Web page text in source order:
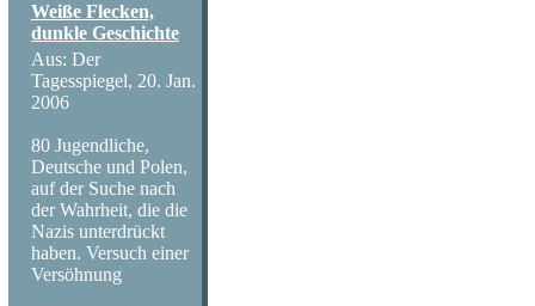
Weiße Flecken,
dunkle Geschichte
Aus: Der
Tagesspiegel, 20. Jan.
2006
80 Jugendliche,
Deutsche und Polen,
auf der Suche nach
der Wahrheit, die die
Nazis unterdrückt
haben. Versuch einer
Versöhnung